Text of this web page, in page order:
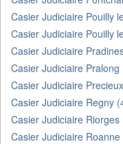
Casier Judiciaire Pouilly
Casier Judiciaire Pouilly
Casier Judiciaire
Casier Judiciaire Pralong
Casier Judiciaire
Casier Judiciaire Regny
Casier Judiciaire Riorges
Casier Judiciaire